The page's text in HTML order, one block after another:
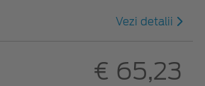
Vezi detalii
€ 65,23